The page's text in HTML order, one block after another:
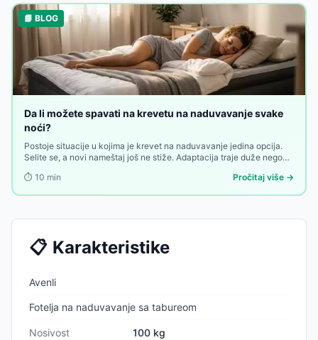
📘 BLOG
Da li možete spavati na krevetu na naduvavanje svake
noći?
Postoje situacije u kojima je krevet na naduvavanje jedina opcija.
Selite se, a novi nameštaj još ne stiže. Adaptacija traje duže nego
jednostavno tražite kompaktan spavaći nameštaj koji ne zauzima
⏱️ 10 min Pročitaj više →
📋 Karakteristike
Avenli
Fotelja na naduvavanje sa tabureom
Nosivost 100 kg